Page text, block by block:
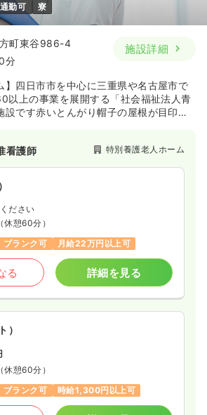
勤可 寮
町東谷986-4
分
施設詳細
】四日市市を中心に三重県や名古屋市で
以上の事業を展開する「社会福祉法人青
設です赤いとんがり帽子の屋根が目印。
の中ゆったりとして生活をして頂けま
看護師 特別養護老人ホーム
ださい
（休憩60分）
ブランク可 月給22万円以上可
る 詳細を見る
）
（休憩60分）
ブランク可 時給1,300円以上可